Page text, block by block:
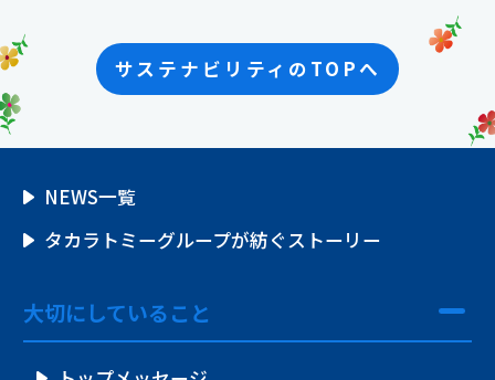
サステナビリティのTOPへ
NEWS一覧
タカラトミーグループが紡ぐストーリー
大切にしていること